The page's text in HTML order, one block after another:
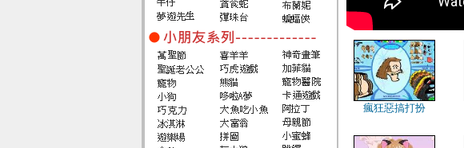
瘋狂惡搞打扮